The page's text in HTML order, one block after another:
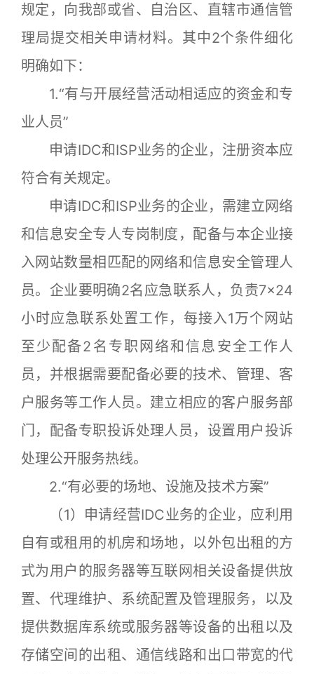
规定，向我部或省、自治区、直辖市通信管
理局提交相关申请材料。其中2个条件细化
明确如下：
1.“有与开展经营活动相适应的资金和专
业人员”
申请IDC和ISP业务的企业，注册资本应
符合有关规定。
申请IDC和ISP业务的企业，需建立网络
和信息安全专人专岗制度，配备与本企业接
入网站数量相匹配的网络和信息安全管理人
员。企业要明确2名应急联系人，负责7×24
小时应急联系处置工作，每接入1万个网站
至少配备2名专职网络和信息安全工作人
员，并根据需要配备必要的技术、管理、客
户服务等工作人员。建立相应的客户服务部
门，配备专职投诉处理人员，设置用户投诉
处理公开服务热线。
2.“有必要的场地、设施及技术方案”
（1）申请经营IDC业务的企业，应利用
自有或租用的机房和场地，以外包出租的方
式为用户的服务器等互联网相关设备提供放
置、代理维护、系统配置及管理服务，以及
提供数据库系统或服务器等设备的出租以及
存储空间的出租、通信线路和出口带宽的代